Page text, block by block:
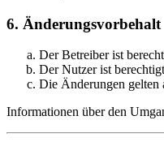
6. Änderungsvorbehalt
Der Betreiber ist
Der Nutzer ist
Die Änderungen gelten
Informationen über den